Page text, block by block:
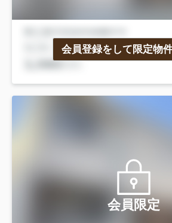
会員登録をして限定物
会員限定